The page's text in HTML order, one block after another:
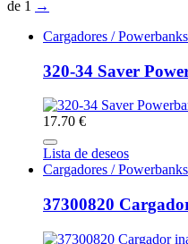
de 1 →
Cargadores / Powerbanks
320-34 Saver
17.70 €
Lista de deseos
Cargadores / Powerbanks
37300820